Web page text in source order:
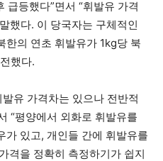
급등했다”면서 “휘발유 가격
했다. 이 당국자는 구체적인
한의 연초 휘발유가 1kg당 북
했다.
유 가격차는 있으나 전반적
“평양에서 외화로 휘발유를
가 있고, 개인들 간에 휘발유를
격을 정확히 측정하기가 쉽지